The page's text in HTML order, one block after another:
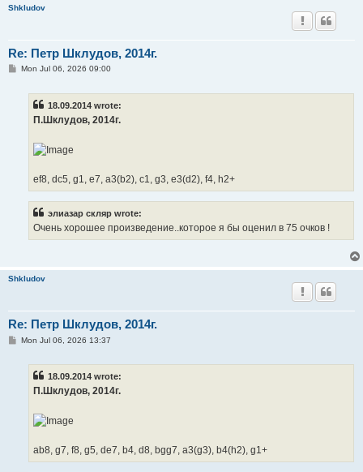
Shkludov
Re: Петр Шклудов, 2014г.
PMon Jul 06, 2026 09:00
18.09.2014 wrote:
П.Шклудов, 2014г.
ef8, dc5, g1, e7, a3(b2), c1, g3, e3(d2), f4, h2+
элиазар скляр wrote:
Очень хорошее произведение..которое я бы оценил в 75 очков !
Shkludov
Re: Петр Шклудов, 2014г.
PMon Jul 06, 2026 13:37
18.09.2014 wrote:
П.Шклудов, 2014г.
ab8, g7, f8, g5, de7, b4, d8, bgg7, a3(g3), b4(h2), g1+